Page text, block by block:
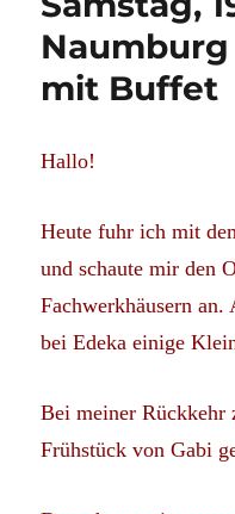
mit Buffet
Hallo!
Heute fuhr ich mit
und schaute mir den
Fachwerkhäusern
bei Edeka einige
Bei meiner Rückkehr
Frühstück von Gabi